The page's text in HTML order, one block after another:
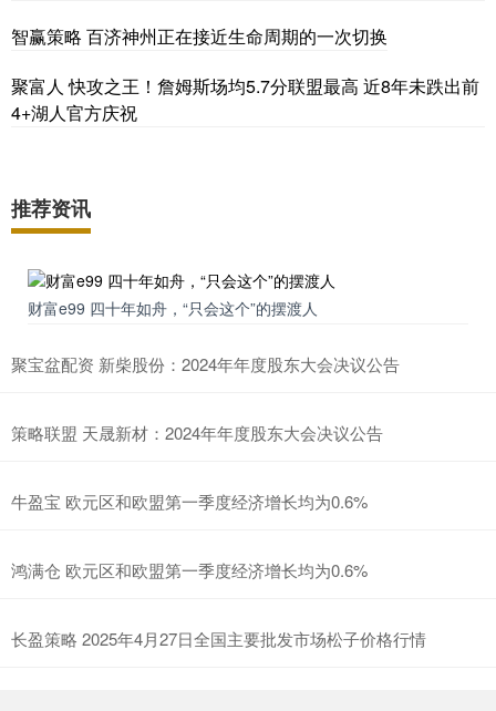
智赢策略 百济神州正在接近生命周期的一次切换
聚富人 快攻之王！詹姆斯场均5.7分联盟最高 近8年未跌出前
4+湖人官方庆祝
推荐资讯
财富e99 四十年如舟，“只会这个”的摆渡人
聚宝盆配资 新柴股份：2024年年度股东大会决议公告
策略联盟 天晟新材：2024年年度股东大会决议公告
牛盈宝 欧元区和欧盟第一季度经济增长均为0.6%
鸿满仓 欧元区和欧盟第一季度经济增长均为0.6%
长盈策略 2025年4月27日全国主要批发市场松子价格行情